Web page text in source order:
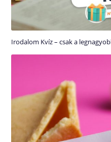
Irodalom Kvíz – csak a